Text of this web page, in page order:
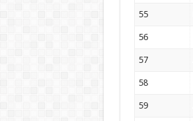
55
56
57
58
59